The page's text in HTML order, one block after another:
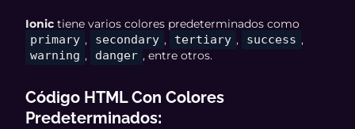
Ionic tiene varios colores predeterminados como
primary , secondary , tertiary , success ,
warning , danger , entre otros.
Código HTML Con Colores
Predeterminados: